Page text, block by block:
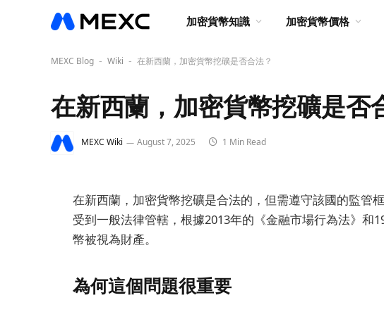
加密貨幣知識 加密貨幣價格
MEXC Blog - Wiki - 在新西蘭，加密貨幣挖礦是否合法？
在新西蘭，加密貨幣挖礦是否
MEXC Wiki August 7, 2025 1 Min Read
在新西蘭，加密貨幣挖礦是合法的，但需遵守該國的監管
受到一般法律管轄，根據2013年的《金融市場行為法》和
幣被視為財產。
為何這個問題很重要